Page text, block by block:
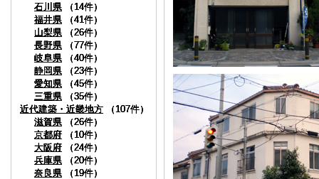
石川県 （14件）
福井県 （41件）
山梨県 （26件）
長野県 （77件）
岐阜県 （40件）
静岡県 （23件）
愛知県 （45件）
三重県 （35件）
近代建築・近畿地方 （107件）
滋賀県 （26件）
京都府 （10件）
大阪府 （24件）
兵庫県 （20件）
奈良県 （19件）
石川県 （14件）
福井県 （41件）
山梨県 （26件）
長野県 （77件）
岐阜県 （40件）
静岡県 （23件）
愛知県 （45件）
三重県 （35件）
近代建築・近畿地方 （107件）
滋賀県 （26件）
京都府 （10件）
大阪府 （24件）
兵庫県 （20件）
奈良県 （19件）
石川県 （14件）
福井県 （41件）
山梨県 （26件）
長野県 （77件）
岐阜県 （40件）
静岡県 （23件）
愛知県 （45件）
三重県 （35件）
近代建築・近畿地方 （107件）
滋賀県 （26件）
京都府 （10件）
大阪府 （24件）
兵庫県 （20件）
奈良県 （19件）
石川県 （14件）
福井県 （41件）
山梨県 （26件）
長野県 （77件）
岐阜県 （40件）
静岡県 （23件）
愛知県 （45件）
三重県 （35件）
近代建築・近畿地方 （107件）
滋賀県 （26件）
京都府 （10件）
大阪府 （24件）
兵庫県 （20件）
奈良県 （19件）